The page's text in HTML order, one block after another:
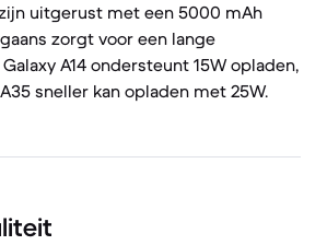
uitgerust met een 5000 mAh
zorgt voor een lange
A14 ondersteunt 15W opladen,
sneller kan opladen met 25W.